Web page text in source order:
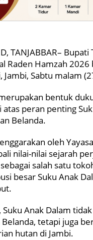
TANJABBAR–
Raden Hamzah
Jambi, Sabtu malam
bentuk
atas peran penting
Belanda.
oleh
nilai-nilai sejarah
salah satu
besar Suku Anak
Suku Anak Dalam
tetapi juga
hutan di Jambi.